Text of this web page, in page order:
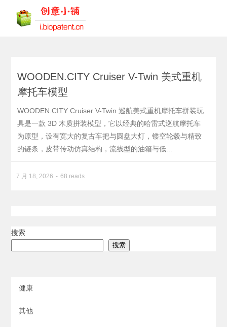
WOODEN.CITY Cruiser V-Twin 美式重机
摩托车模型
WOODEN.CITY Cruiser V-Twin 巡航美式重机摩托车拼装玩
具是一款 3D 木质拼装模型，它以经典的哈雷式巡航摩托车
为原型，设有宽大的复古车把与圆盘大灯，镂空轮毂与精致
的链条，皮带传动仿真结构，流线型的油箱与低...
7 月 18, 2026 68 reads
搜索
搜索
健康
其他